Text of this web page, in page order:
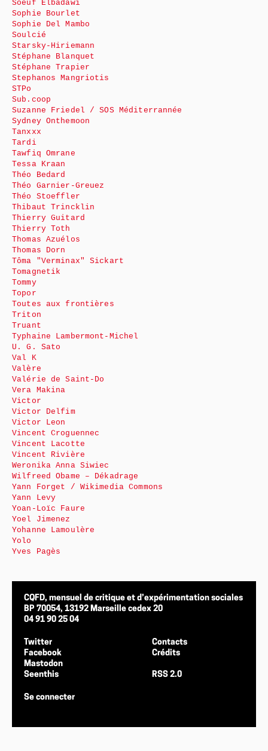
Soeuf Elbadawi
Sophie Bourlet
Sophie Del Mambo
Soulcié
Starsky-Hiriemann
Stéphane Blanquet
Stéphane Trapier
Stephanos Mangriotis
STPo
Sub.coop
Suzanne Friedel / SOS Méditerrannée
Sydney Onthemoon
Tanxxx
Tardi
Tawfiq Omrane
Tessa Kraan
Théo Bedard
Théo Garnier-Greuez
Théo Stoeffler
Thibaut Trincklin
Thierry Guitard
Thierry Toth
Thomas Azuélos
Thomas Dorn
Tôma "Verminax" Sickart
Tomagnetik
Tommy
Topor
Toutes aux frontières
Triton
Truant
Typhaine Lambermont-Michel
U. G. Sato
Val K
Valère
Valérie de Saint-Do
Vera Makina
Victor
Victor Delfim
Victor Leon
Vincent Croguennec
Vincent Lacotte
Vincent Rivière
Weronika Anna Siwiec
Wilfreed Obame – Dékadrage
Yann Forget / Wikimedia Commons
Yann Levy
Yoan-Loïc Faure
Yoel Jimenez
Yohanne Lamoulère
Yolo
Yves Pagès
CQFD, mensuel de critique et d’expérimentation sociales
BP 70054, 13192 Marseille cedex 20
04 91 90 25 04
Twitter
Facebook
Mastodon
Seenthis
Contacts
Crédits
RSS 2.0
Se connecter